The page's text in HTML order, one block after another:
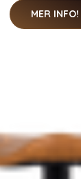
MER INFO!